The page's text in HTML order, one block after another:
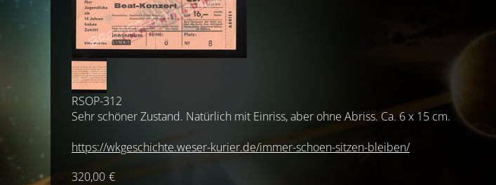
RSOP-312
Sehr schöner Zustand. Natürlich mit Einriss, aber ohne Abriss. Ca. 6 x 15 cm.
https://wkgeschichte.weser-kurier.de/immer-schoen-sitzen-bleiben/
320,00 €